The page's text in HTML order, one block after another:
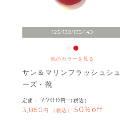
125/130/135/140
他のカラーを見る
サン＆マリンフラッシュシュ
ーズ・靴
定価： 7,700 （税込）
3,850 税込 50%off